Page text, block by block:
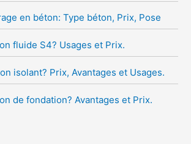
en béton: Type béton, Prix, Pose
fluide S4? Usages et Prix.
isolant? Prix, Avantages et Usages.
de fondation? Avantages et Prix.